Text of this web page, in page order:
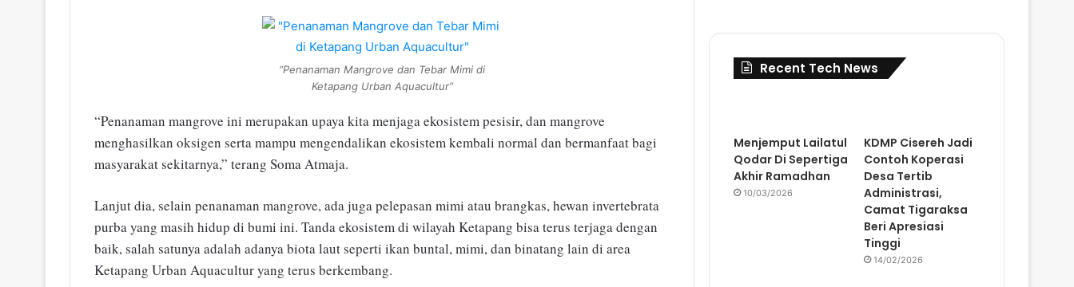
“Penanaman Mangrove dan Tebar Mimi di
Ketapang Urban Aquacultur”
“Penanaman mangrove ini merupakan upaya kita menjaga ekosistem pesisir, dan mangrove
menghasilkan oksigen serta mampu mengendalikan ekosistem kembali normal dan bermanfaat bagi
masyarakat sekitarnya,” terang Soma Atmaja.
Lanjut dia, selain penanaman mangrove, ada juga pelepasan mimi atau brangkas, hewan invertebrata
purba yang masih hidup di bumi ini. Tanda ekosistem di wilayah Ketapang bisa terus terjaga dengan
baik, salah satunya adalah adanya biota laut seperti ikan buntal, mimi, dan binatang lain di area
Ketapang Urban Aquacultur yang terus berkembang.
Recent Tech News
Menjemput Lailatul
Qodar Di Sepertiga
Akhir Ramadhan
10/03/2026
KDMP Cisereh Jadi
Contoh Koperasi
Desa Tertib
Administrasi,
Camat Tigaraksa
Beri Apresiasi
Tinggi
14/02/2026